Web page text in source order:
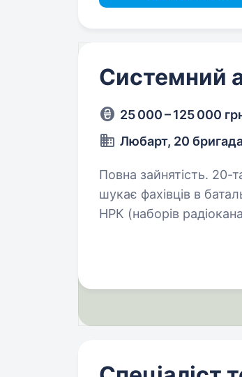
Системний
25 000 – 125 000
Любарт, 20
Повна зайнятість. 20-та бригада оперативного призначення «Любарт»
шукає фахівців в
НРК (наборів